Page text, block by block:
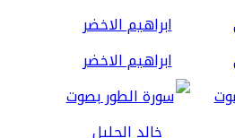
ابراهيم الاخضر